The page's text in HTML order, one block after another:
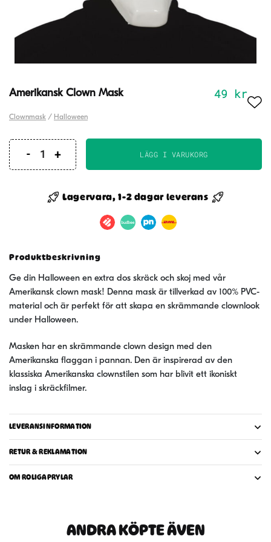
Amerikansk Clown Mask 49 kr
Clownmask / Halloween
Amerikansk
Mask
mängd
LÄGG I VARUKORG
Lagervara, 1-2 dagar leverans
Produktbeskrivning
Ge din Halloween en extra dos skräck och skoj med vår
Amerikansk clown mask! Denna mask är tillverkad av 100% PVC-
material och är perfekt för att skapa en skrämmande clownlook
under Halloween.
Masken har en skrämmande clown design med den
Amerikanska flaggan i pannan. Den är inspirerad av den
klassiska Amerikanska clownstilen som har blivit ett ikoniskt
inslag i skräckfilmer.
LEVERANSINFORMATION
RETUR & REKLAMATION
OM ROLIGAPRYLAR
ANDRA KÖPTE ÄVEN